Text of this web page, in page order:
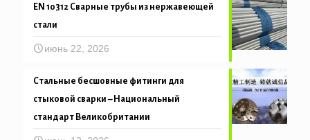
EN 10312 Сварные трубы из нержавеющей
стали
июнь 22, 2026
Стальные бесшовные фитинги для
стыковой сварки – Национальный
стандарт Великобритании